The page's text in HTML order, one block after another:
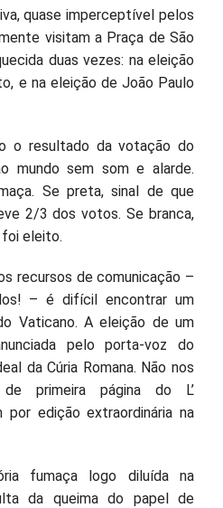
quase imperceptível pelos
visitam a Praça de São
duas vezes: na eleição
e na eleição de João Paulo
o resultado da votação do
mundo sem som e alarde.
Se preta, sinal de que
2/3 dos votos. Se branca,
foi eleito.
recursos de comunicação –
– é difícil encontrar um
Vaticano. A eleição de um
pelo porta-voz do
da Cúria Romana. Não nos
primeira página do L’
por edição extraordinária na
fumaça logo diluída na
da queima do papel de